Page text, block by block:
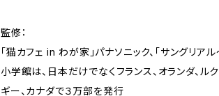
監修：
「猫カフェ in わが家」パナソニック、「サングリア
小学館は、日本だけでなくフランス、オランダ、ル
ギー、カナダで３万部を発行